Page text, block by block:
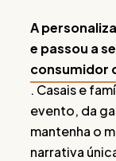
A
e passou a
consumidor
. Casais e
evento, da
mantenha o
narrativa